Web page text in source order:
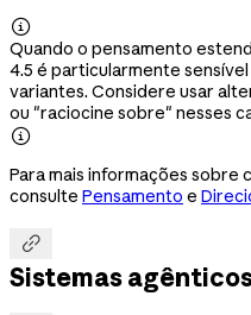

Quando o pensamento
4.5 é particularmente
variantes. Considere usar
ou "raciocine sobre" nesses

Para mais informações sobre
consulte Pensamento e

Sistemas